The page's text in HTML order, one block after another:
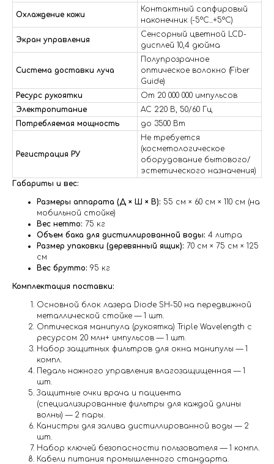
Охлаждение кожи
Контактный сапфировый
наконечник (-5°C...+5°C)
Экран управления
Сенсорный цветной LCD-
дисплей 10,4 дюйма
Система доставки луча
Полупрозрачное
оптическое волокно (Fiber
Guide)
Ресурс рукоятки
От 20 000 000 импульсов
Электропитание
AC 220 В, 50/60 Гц
Потребляемая мощность
до 3500 Вт
Регистрация РУ
Не требуется
(косметологическое
оборудование бытового/
эстетического назначения)
Габариты и вес:
Размеры аппарата (Д × Ш × В): 55 см × 60 см × 110 см (на
мобильной стойке)
Вес нетто: 75 кг
Объем бака для дистиллированной воды: 4 литра
Размер упаковки (деревянный ящик): 70 см × 75 см × 125
см
Вес брутто: 95 кг
Комплектация поставки:
Основной блок лазера Diode SH-50 на передвижной
металлической стойке — 1 шт.
Оптическая манипула (рукоятка) Triple Wavelength с
ресурсом 20 млн+ импульсов — 1 шт.
Набор защитных фильтров для окна манипулы — 1
компл.
Педаль ножного управления влагозащищенная — 1
шт.
Защитные очки врача и пациента
(специализированные фильтры для каждой длины
волны) — 2 пары.
Канистры для залива дистиллированной воды — 2
шт.
Набор ключей безопасности пользователя — 1 компл.
Кабели питания промышленного стандарта.